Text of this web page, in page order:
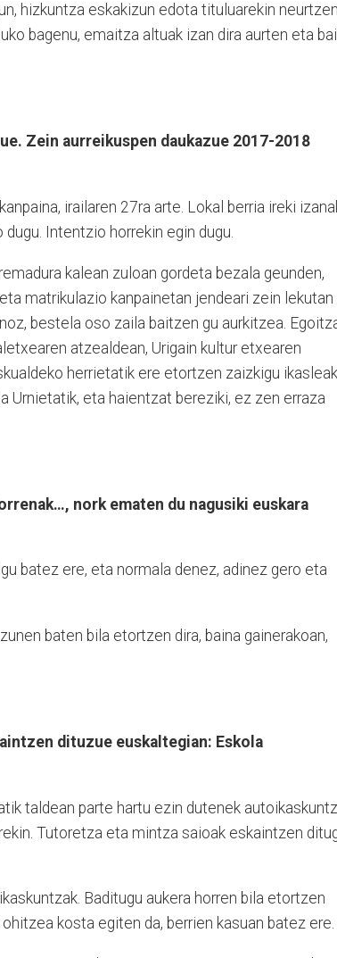
hizkuntza eskakizun edota tituluarekin neurtzen
bagenu, emaitza altuak izan dira aurten eta
Zein aurreikuspen daukazue 2017-2018
irailaren 27ra arte. Lokal berria ireki
Intentzio horrekin egin dugu.
kalean zuloan gordeta bezala geunden,
matrikulazio kanpainetan jendeari zein lekutan
bestela oso zaila baitzen gu aurkitzea.
atzealdean, Urigain kultur etxearen
herrietatik ere etortzen zaizkigu ikasleak
Urnietatik, eta haientzat bereziki, ez zen erraza
nork ematen du nagusiki euskara
batez ere, eta normala denez, adinez gero eta
baten bila etortzen dira, baina gainerakoan,
dituzue euskaltegian: Eskola
taldean parte hartu ezin dutenek
Tutoretza eta mintza saioak eskaintzen
Baditugu aukera horren bila etortzen
kosta egiten da, berrien kasuan batez ere.